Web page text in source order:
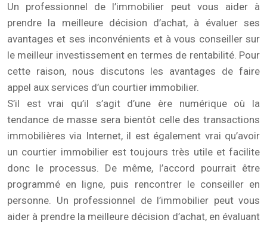
Un professionnel de l’immobilier peut vous aider à
prendre la meilleure décision d’achat, à évaluer ses
avantages et ses inconvénients et à vous conseiller sur
le meilleur investissement en termes de rentabilité. Pour
cette raison, nous discutons les avantages de faire
appel aux services d’un courtier immobilier.
S’il est vrai qu’il s’agit d’une ère numérique où la
tendance de masse sera bientôt celle des transactions
immobilières via Internet, il est également vrai qu’avoir
un courtier immobilier est toujours très utile et facilite
donc le processus. De même, l’accord pourrait être
programmé en ligne, puis rencontrer le conseiller en
personne. Un professionnel de l’immobilier peut vous
aider à prendre la meilleure décision d’achat, en évaluant